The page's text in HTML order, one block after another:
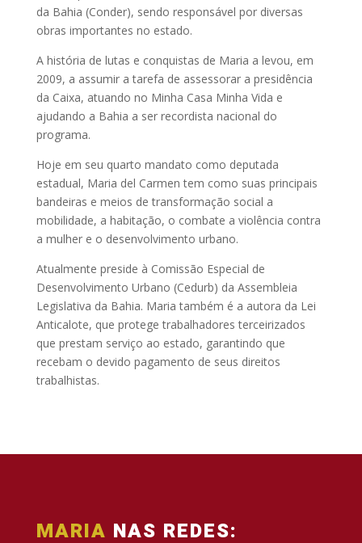
da Bahia (Conder), sendo responsável por diversas
obras importantes no estado.
A história de lutas e conquistas de Maria a levou, em
2009, a assumir a tarefa de assessorar a presidência
da Caixa, atuando no Minha Casa Minha Vida e
ajudando a Bahia a ser recordista nacional do
programa.
Hoje em seu quarto mandato como deputada
estadual, Maria del Carmen tem como suas principais
bandeiras e meios de transformação social a
mobilidade, a habitação, o combate a violência contra
a mulher e o desenvolvimento urbano.
Atualmente preside à Comissão Especial de
Desenvolvimento Urbano (Cedurb) da Assembleia
Legislativa da Bahia. Maria também é a autora da Lei
Anticalote, que protege trabalhadores terceirizados
que prestam serviço ao estado, garantindo que
recebam o devido pagamento de seus direitos
trabalhistas.
MARIA NAS REDES: